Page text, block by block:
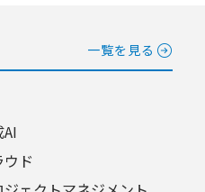
一覧を見る
ウド